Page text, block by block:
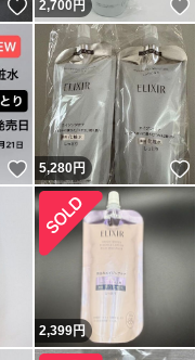
いいね！
2,700円
いいね！
5,280円
2,399円